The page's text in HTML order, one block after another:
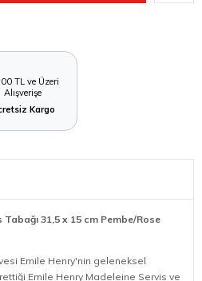
TL ve Üzeri
Alışverişe
Kargo
31,5 x 15 cm Pembe/Rose
Emile Henry'nin geleneksel
Emile Henry Madeleine Servis ve